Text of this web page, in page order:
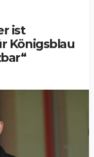
ist
Königsblau